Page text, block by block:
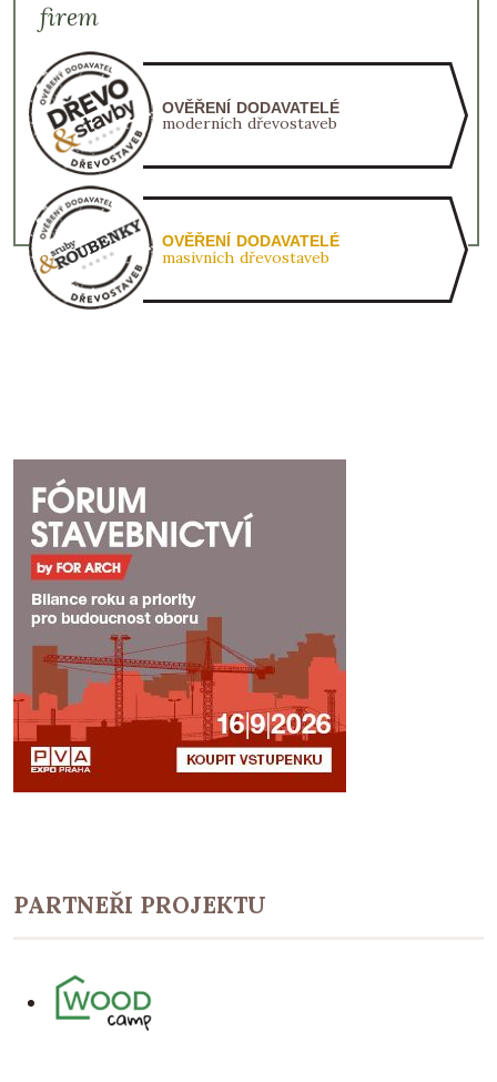
firem
OVĚŘENÍ DODAVATELÉ
moderních dřevostaveb
OVĚŘENÍ DODAVATELÉ
masivních dřevostaveb
PARTNEŘI PROJEKTU